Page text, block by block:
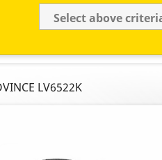
LV6522K